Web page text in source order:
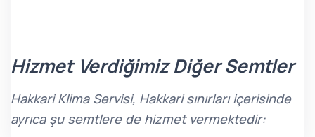
Hizmet Verdiğimiz Diğer Semtler
Hakkari Klima Servisi, Hakkari sınırları içerisinde
ayrıca şu semtlere de hizmet vermektedir: